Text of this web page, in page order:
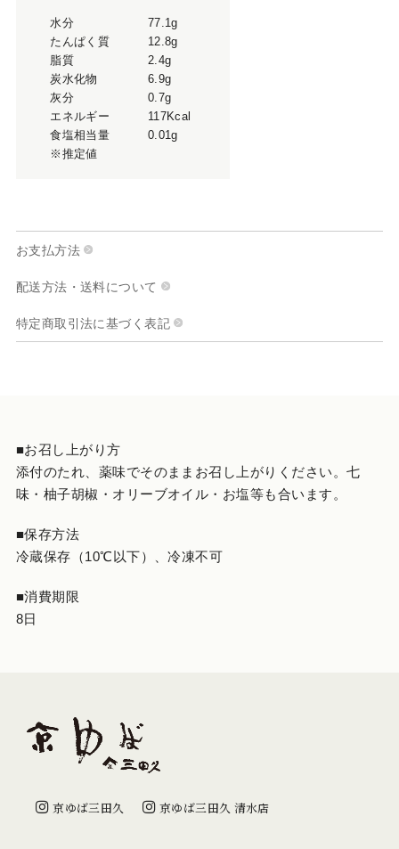
水分
77.1g
たんぱく質
12.8g
脂質
2.4g
炭水化物
6.9g
灰分
0.7g
エネルギー
117Kcal
食塩相当量
0.01g
※推定値
お支払方法
配送方法・送料について
特定商取引法に基づく表記
■お召し上がり方
添付のたれ、薬味でそのままお召し上がりください。七
味・柚子胡椒・オリーブオイル・お塩等も合います。
■保存方法
冷蔵保存（10℃以下）、冷凍不可
■消費期限
8日
京ゆば三田久 京ゆば三田久 清水店